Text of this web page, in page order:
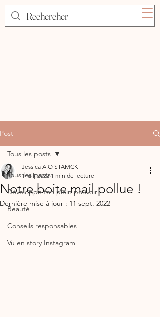
Post
Tous les posts
Développe ton plein pouvoir
Beauté
Conseils responsables
Vu en story Instagram
Tous les posts
Notre boite mail pollue !
Jessica A.O STAMCK
1 juil. 2022 1 min de lecture
Dernière mise à jour : 11 sept. 2022